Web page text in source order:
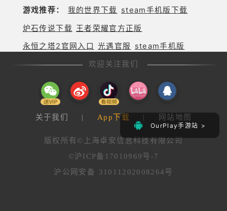
OurPlay手游站 >
游戏推荐： 我的世界下载 steam手机版下载
炉石传说下载 王者荣耀官方正版
永恒之塔2官网入口
光遇官服
steam手机版
欢迎关注我们
关于我们 | App下载 | 网站地图
版权所有©上海卓安信息科技有限公司
©沪ICP备17010969号-7
沪公网安备 31011202008264号